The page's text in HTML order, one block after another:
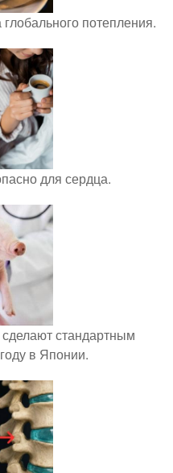
потепления.
для сердца.
стандартным
в Японии.